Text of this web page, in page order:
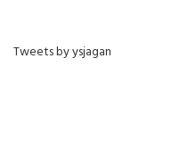
Tweets by ysjagan